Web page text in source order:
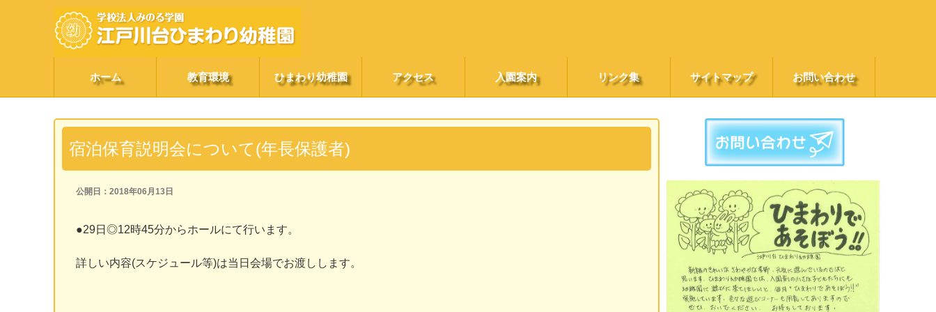
ホーム 教育環境 ひまわり幼稚園 アクセス 入園案内 リンク集 サイトマップ お問い合わせ
宿泊保育説明会について(年長保護者)
公開日：2018年06月13日
●29日◎12時45分からホールにて行います。
詳しい内容(スケジュール等)は当日会場でお渡しします。